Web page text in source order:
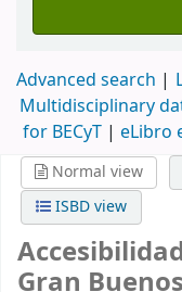
Advanced search
Multidisciplinary
for BECyT | eLibro
Normal view
ISBD view
Gran